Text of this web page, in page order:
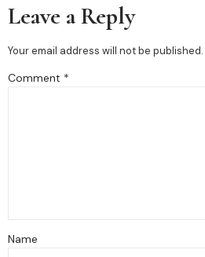
Leave a Reply
Your email address will not be published.
Comment *
Name